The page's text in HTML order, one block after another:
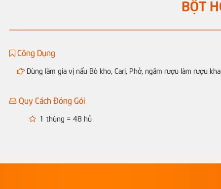
BỘT
Công Dụng
Dùng làm gia vị nấu Bò kho, Cari, Phở, ngâm rượu làm rượu
Quy Cách Đóng Gói
1 thùng = 48 hủ